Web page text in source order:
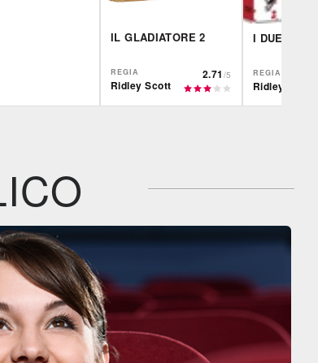
IL GLADIATORE 2
REGIA
Ridley Scott
2.71 /5
I DUELLANTI
REGIA
Ridley Scott